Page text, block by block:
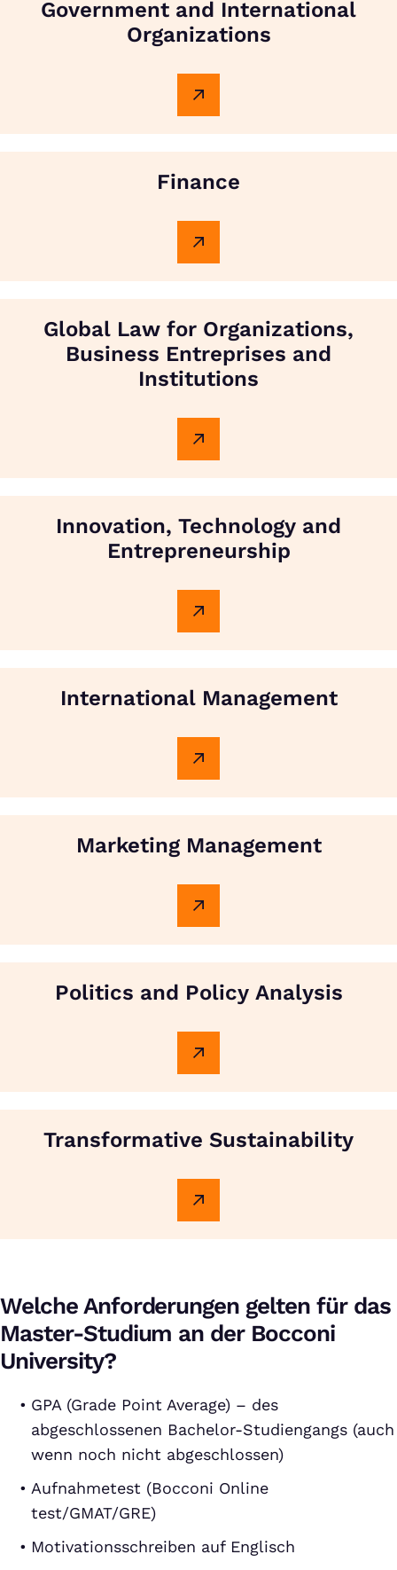
Government and International
Organizations
Finance
Global Law for Organizations,
Business Entreprises and
Institutions
Innovation, Technology and
Entrepreneurship
International Management
Marketing Management
Politics and Policy Analysis
Transformative Sustainability
Welche Anforderungen gelten für das
Master-Studium an der Bocconi
University?
GPA (Grade Point Average) – des
abgeschlossenen Bachelor-Studiengangs (auch
wenn noch nicht abgeschlossen)
Aufnahmetest (Bocconi Online
test/GMAT/GRE)
Motivationsschreiben auf Englisch